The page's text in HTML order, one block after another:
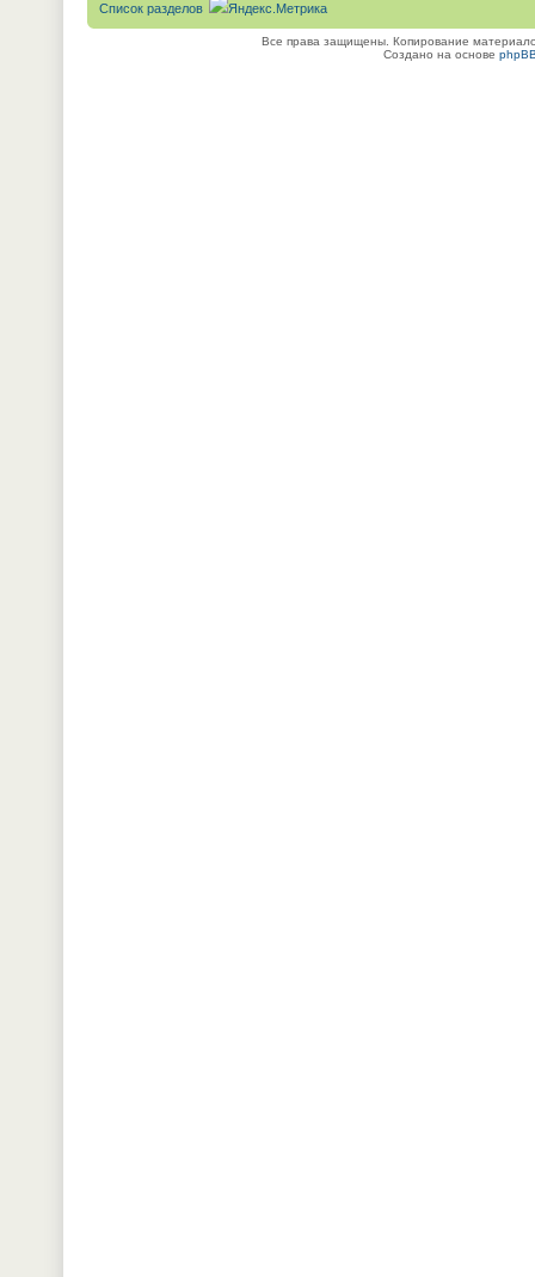
Список разделов
Все права защищены. Копирование
Создано на основе